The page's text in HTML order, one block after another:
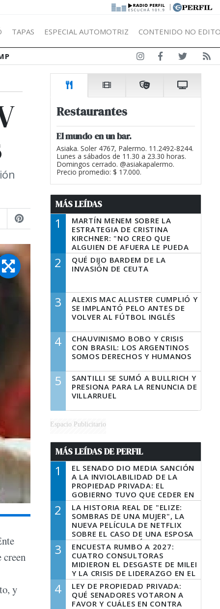
|
TAPAS ESPECIAL AUTOMOTRIZ CONTENIDO NO
creen
y
Restaurantes
El mundo en un bar.
Asiaka. Soler 4767, Palermo. 11.2492-8244.
Lunes a sábados de 11.30 a 23.30 horas.
Domingos cerrado. @asiakapalermo.
Precio promedio: $ 17.000.
MÁS LEÍDAS
1
MARTÍN MENEM SOBRE LA
ESTRATEGIA DE CRISTINA
KIRCHNER: "NO CREO QUE
ALGUIEN DE AFUERA LE PUEDA
DECIR A LA JUSTICIA LO QUE
TIENE QUE HACER"
2
QUÉ DIJO BARDEM DE LA
INVASIÓN DE CEUTA
3
ALEXIS MAC ALLISTER CUMPLIÓ Y
SE IMPLANTÓ PELO ANTES DE
VOLVER AL FÚTBOL INGLÉS
4
CHAUVINISMO BOBO Y CRISIS
CON BRASIL: LOS ARGENTINOS
SOMOS DERECHOS Y HUMANOS
5
SANTILLI SE SUMÓ A BULLRICH Y
PRESIONA PARA LA RENUNCIA DE
VILLARRUEL
Espacio Publicitario
MÁS LEÍDAS DE PERFIL
1
EL SENADO DIO MEDIA SANCIÓN
A LA INVIOLABILIDAD DE LA
PROPIEDAD PRIVADA: EL
GOBIERNO TUVO QUE CEDER EN
LA LEY DEL MANEJO DEL FUEGO
2
LA HISTORIA REAL DE "ELIZE:
SOMBRAS DE UNA MUJER", LA
NUEVA PELÍCULA DE NETFLIX
SOBRE EL CASO DE UNA ESPOSA
QUE DESCUARTIZÓ A SU
MARIDO
3
ENCUESTA RUMBO A 2027:
CUATRO CONSULTORAS
MIDIERON EL DESGASTE DE MILEI
Y LA CRISIS DE LIDERAZGO EN EL
PERONISMO
4
LEY DE PROPIEDAD PRIVADA:
QUÉ SENADORES VOTARON A
FAVOR Y CUÁLES EN CONTRA